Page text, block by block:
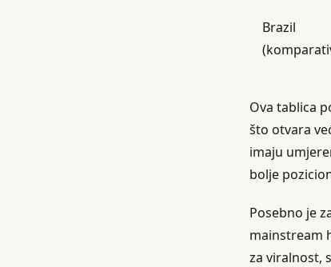
Brazil
Ova tablica
što otvara
imaju
bolje
Posebno je
mainstream
za viralnost,